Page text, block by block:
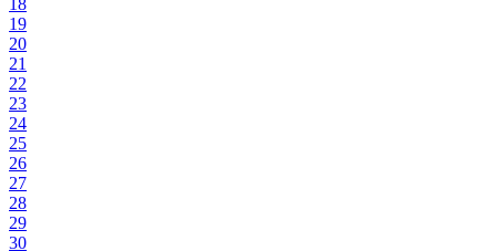
19
20
21
22
23
24
25
26
27
28
29
30